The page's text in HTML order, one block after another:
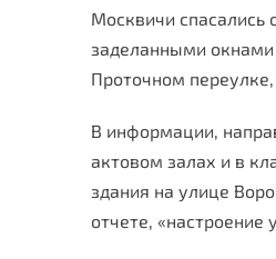
Москвичи спасались
заделанными окнами
Проточном
В информации,
актовом залах и в
здания на улице
отчете, «настроение